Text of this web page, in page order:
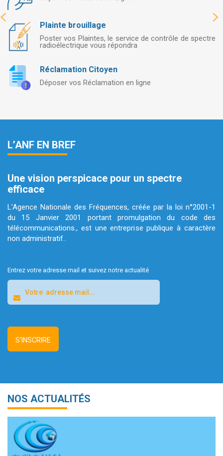
Plainte brouillage
Poster vos Plaintes, le service de contrôle de spectre
radioélectrique vous répondra
Réclamation Citoyen
Déposer vos Réclamation en ligne
L’ANF EN BREF
Une vision perspicace pour un spectre
efficace
L’Agence Nationale des Fréquences, créée par la loi n°2001-1
du 15 Janvier 2001 portant promulgation du code des
télécommunications., est une entreprise publique à caractère
non administratif..
Entrez votre adresse mail et suivez notre actualité
NOS ACTUALITÉS